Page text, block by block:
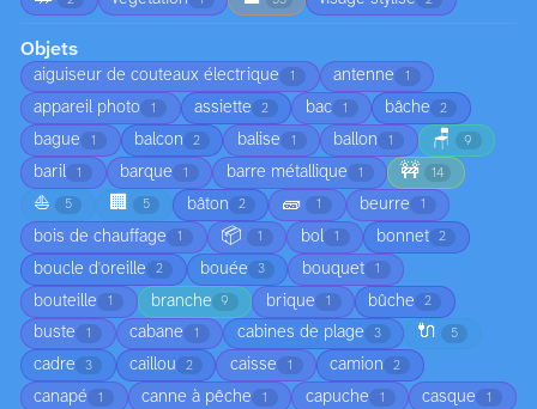
Objets
aiguiseur de couteaux électrique 1 antenne 1
appareil photo 1 assiette 2 bac 1 bâche 2
bague 1 balcon 2 balise 1 ballon 1 🪑 9
baril 1 barque 1 barre métallique 1 🚧 14
⛵ 5 🏢 5 bâton 2 🧱 1 beurre 1
bois de chauffage 1 📦 1 bol 1 bonnet 2
boucle d'oreille 2 bouée 3 bouquet 1
bouteille 1 branche 9 brique 1 bûche 2
buste 1 cabane 1 cabines de plage 3 🔌 5
cadre 3 caillou 2 caisse 1 camion 2
canapé 1 canne à pêche 1 capuche 1 casque 1